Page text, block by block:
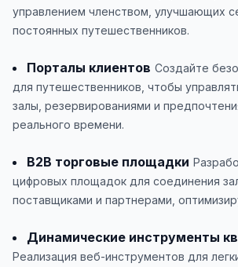
управлением членством, улучшающих
постоянных путешественников.
Порталы клиентов Создайте
для путешественников, чтобы
залы, резервированиями и
реального времени.
B2B торговые площадки
цифровых площадок для соединения
поставщиками и партнерами,
Динамические инструменты
Реализация веб-инструментов для